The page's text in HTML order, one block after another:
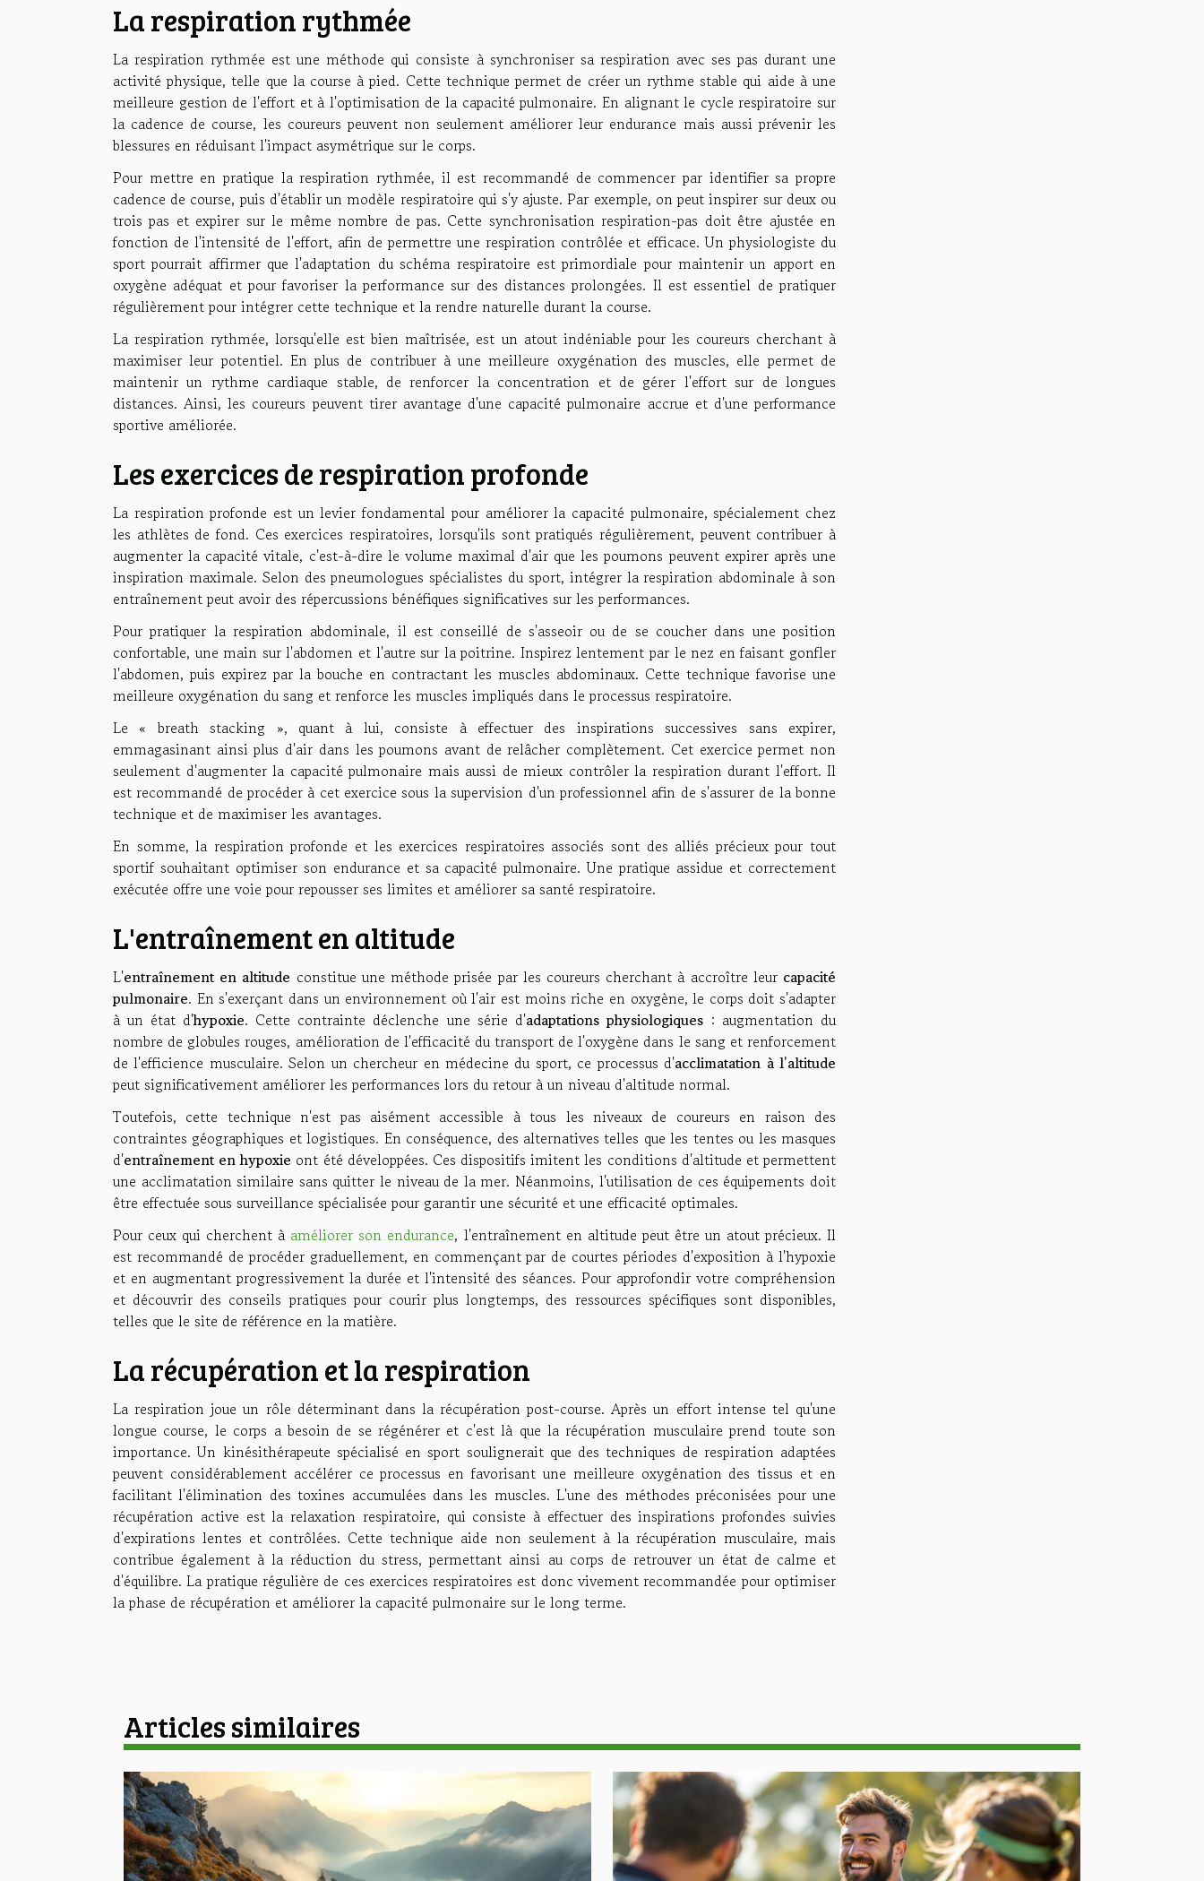
La respiration rythmée
La respiration rythmée est une méthode qui consiste à synchroniser sa respiration avec ses pas durant une
activité physique, telle que la course à pied. Cette technique permet de créer un rythme stable qui aide à une
meilleure gestion de l'effort et à l'optimisation de la capacité pulmonaire. En alignant le cycle respiratoire sur
la cadence de course, les coureurs peuvent non seulement améliorer leur endurance mais aussi prévenir les
blessures en réduisant l'impact asymétrique sur le corps.
Pour mettre en pratique la respiration rythmée, il est recommandé de commencer par identifier sa propre
cadence de course, puis d'établir un modèle respiratoire qui s'y ajuste. Par exemple, on peut inspirer sur deux ou
trois pas et expirer sur le même nombre de pas. Cette synchronisation respiration-pas doit être ajustée en
fonction de l'intensité de l'effort, afin de permettre une respiration contrôlée et efficace. Un physiologiste du
sport pourrait affirmer que l'adaptation du schéma respiratoire est primordiale pour maintenir un apport en
oxygène adéquat et pour favoriser la performance sur des distances prolongées. Il est essentiel de pratiquer
régulièrement pour intégrer cette technique et la rendre naturelle durant la course.
La respiration rythmée, lorsqu'elle est bien maîtrisée, est un atout indéniable pour les coureurs cherchant à
maximiser leur potentiel. En plus de contribuer à une meilleure oxygénation des muscles, elle permet de
maintenir un rythme cardiaque stable, de renforcer la concentration et de gérer l'effort sur de longues
distances. Ainsi, les coureurs peuvent tirer avantage d'une capacité pulmonaire accrue et d'une performance
sportive améliorée.
Les exercices de respiration profonde
La respiration profonde est un levier fondamental pour améliorer la capacité pulmonaire, spécialement chez
les athlètes de fond. Ces exercices respiratoires, lorsqu'ils sont pratiqués régulièrement, peuvent contribuer à
augmenter la capacité vitale, c'est-à-dire le volume maximal d'air que les poumons peuvent expirer après une
inspiration maximale. Selon des pneumologues spécialistes du sport, intégrer la respiration abdominale à son
entraînement peut avoir des répercussions bénéfiques significatives sur les performances.
Pour pratiquer la respiration abdominale, il est conseillé de s'asseoir ou de se coucher dans une position
confortable, une main sur l'abdomen et l'autre sur la poitrine. Inspirez lentement par le nez en faisant gonfler
l'abdomen, puis expirez par la bouche en contractant les muscles abdominaux. Cette technique favorise une
meilleure oxygénation du sang et renforce les muscles impliqués dans le processus respiratoire.
Le « breath stacking », quant à lui, consiste à effectuer des inspirations successives sans expirer,
emmagasinant ainsi plus d'air dans les poumons avant de relâcher complètement. Cet exercice permet non
seulement d'augmenter la capacité pulmonaire mais aussi de mieux contrôler la respiration durant l'effort. Il
est recommandé de procéder à cet exercice sous la supervision d'un professionnel afin de s'assurer de la bonne
technique et de maximiser les avantages.
En somme, la respiration profonde et les exercices respiratoires associés sont des alliés précieux pour tout
sportif souhaitant optimiser son endurance et sa capacité pulmonaire. Une pratique assidue et correctement
exécutée offre une voie pour repousser ses limites et améliorer sa santé respiratoire.
L'entraînement en altitude
L'entraînement en altitude constitue une méthode prisée par les coureurs cherchant à accroître leur capacité
pulmonaire. En s'exerçant dans un environnement où l'air est moins riche en oxygène, le corps doit s'adapter
à un état d'hypoxie. Cette contrainte déclenche une série d'adaptations physiologiques: augmentation du
nombre de globules rouges, amélioration de l'efficacité du transport de l'oxygène dans le sang et renforcement
de l'efficience musculaire. Selon un chercheur en médecine du sport, ce processus d'acclimatation à l'altitude
peut significativement améliorer les performances lors du retour à un niveau d'altitude normal.
Toutefois, cette technique n'est pas aisément accessible à tous les niveaux de coureurs en raison des
contraintes géographiques et logistiques. En conséquence, des alternatives telles que les tentes ou les masques
d'entraînement en hypoxie ont été développées. Ces dispositifs imitent les conditions d'altitude et permettent
une acclimatation similaire sans quitter le niveau de la mer. Néanmoins, l'utilisation de ces équipements doit
être effectuée sous surveillance spécialisée pour garantir une sécurité et une efficacité optimales.
Pour ceux qui cherchent à améliorer son endurance, l'entraînement en altitude peut être un atout précieux. Il
est recommandé de procéder graduellement, en commençant par de courtes périodes d'exposition à l'hypoxie
et en augmentant progressivement la durée et l'intensité des séances. Pour approfondir votre compréhension
et découvrir des conseils pratiques pour courir plus longtemps, des ressources spécifiques sont disponibles,
telles que le site de référence en la matière.
La récupération et la respiration
La respiration joue un rôle déterminant dans la récupération post-course. Après un effort intense tel qu'une
longue course, le corps a besoin de se régénérer et c'est là que la récupération musculaire prend toute son
importance. Un kinésithérapeute spécialisé en sport soulignerait que des techniques de respiration adaptées
peuvent considérablement accélérer ce processus en favorisant une meilleure oxygénation des tissus et en
facilitant l'élimination des toxines accumulées dans les muscles. L'une des méthodes préconisées pour une
récupération active est la relaxation respiratoire, qui consiste à effectuer des inspirations profondes suivies
d'expirations lentes et contrôlées. Cette technique aide non seulement à la récupération musculaire, mais
contribue également à la réduction du stress, permettant ainsi au corps de retrouver un état de calme et
d'équilibre. La pratique régulière de ces exercices respiratoires est donc vivement recommandée pour optimiser
la phase de récupération et améliorer la capacité pulmonaire sur le long terme.
Articles similaires